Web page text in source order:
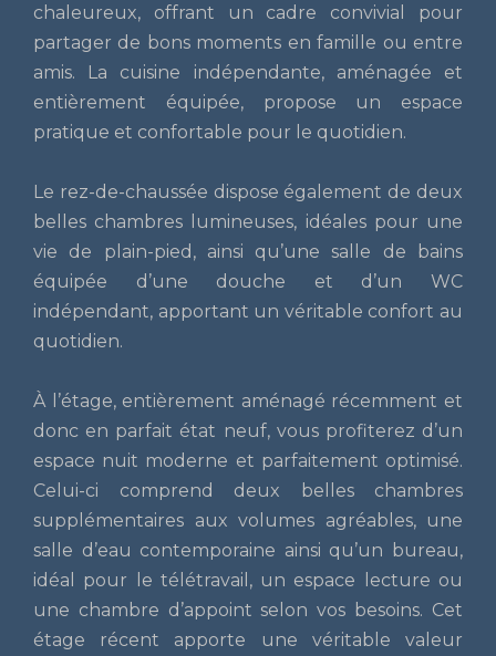
chaleureux, offrant un cadre convivial pour
partager de bons moments en famille ou entre
amis. La cuisine indépendante, aménagée et
entièrement équipée, propose un espace
pratique et confortable pour le quotidien.
Le rez-de-chaussée dispose également de deux
belles chambres lumineuses, idéales pour une
vie de plain-pied, ainsi qu’une salle de bains
équipée d’une douche et d’un WC
indépendant, apportant un véritable confort au
quotidien.
À l’étage, entièrement aménagé récemment et
donc en parfait état neuf, vous profiterez d’un
espace nuit moderne et parfaitement optimisé.
Celui-ci comprend deux belles chambres
supplémentaires aux volumes agréables, une
salle d’eau contemporaine ainsi qu’un bureau,
idéal pour le télétravail, un espace lecture ou
une chambre d’appoint selon vos besoins. Cet
étage récent apporte une véritable valeur